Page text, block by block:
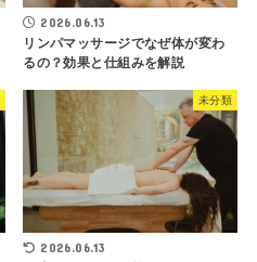
2026.06.13
リンパマッサージでなぜ体が変わ
るの？効果と仕組みを解説
未分類
2026.06.13